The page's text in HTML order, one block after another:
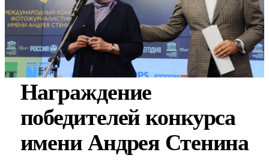
Награждение
победителей конкурса
имени Андрея Стенина